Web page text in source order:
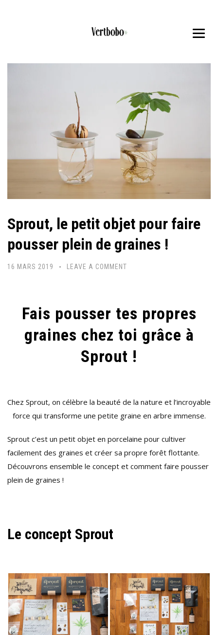
Sprout, le petit objet pour faire
pousser plein de graines !
16 MARS 2019 LEAVE A COMMENT
Fais pousser tes propres
graines chez toi grâce à
Sprout !
Chez Sprout, on célèbre la beauté de la nature et l’incroyable
force qui transforme une petite graine en arbre immense.
Sprout c’est un petit objet en porcelaine pour cultiver
facilement des graines et créer sa propre forêt flottante.
Découvrons ensemble le concept et comment faire pousser
plein de graines !
Le concept Sprout